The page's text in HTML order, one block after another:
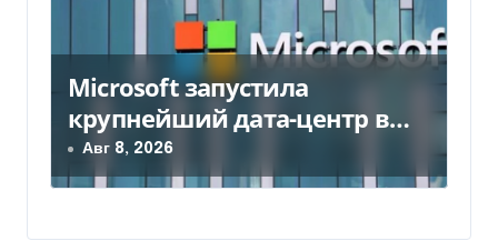
Microsoft запустила
крупнейший дата-центр в
Индии за $20,5 миллиарда
Авг 8, 2026